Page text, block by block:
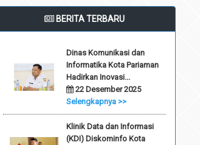
BERITA TERBARU
Dinas Komunikasi dan
Informatika Kota Pariaman
Hadirkan Inovasi...
22 Desember 2025
Selengkapnya >>
Klinik Data dan Informasi
(KDI) Diskominfo Kota